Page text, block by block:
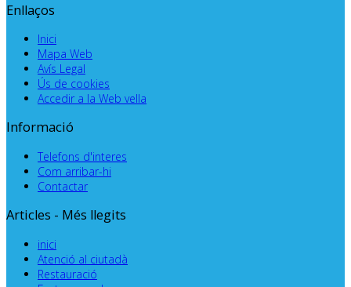
Enllaços
Inici
Mapa Web
Avís Legal
Ús de cookies
Accedir a la Web vella
Informació
Telefons d'interes
Com arribar-hi
Contactar
Articles - Més llegits
inici
Atenció al ciutadà
Restauració